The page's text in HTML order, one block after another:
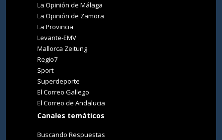
La Opinión de Málaga
La Opinión de Zamora
La Provincia
Levante-EMV
Mallorca Zeitung
Regio7
Sport
Superdeporte
El Correo Gallego
El Correo de Andalucia
Canales temáticos
Buscando Respuestas